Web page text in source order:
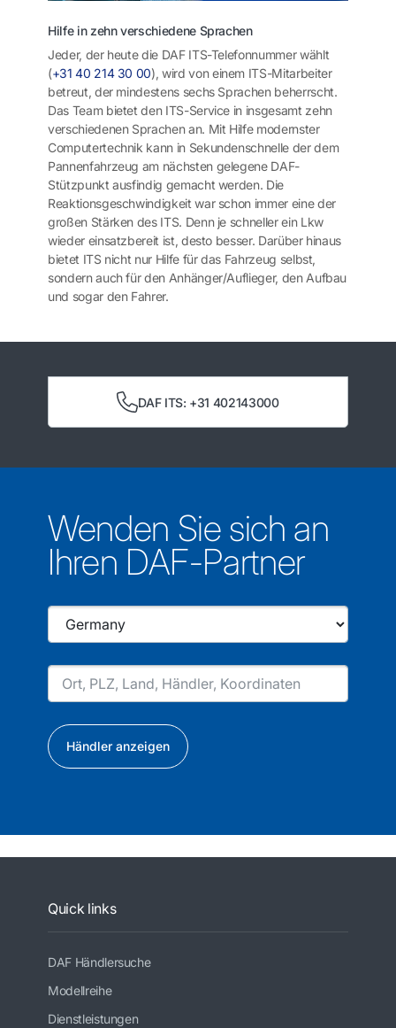
Hilfe in zehn verschiedene Sprachen
Jeder, der heute die DAF ITS-Telefonnummer wählt
(+31 40 214 30 00),wird von einem ITS-Mitarbeiter
betreut, der mindestens sechs Sprachen beherrscht.
Das Team bietet den ITS-Service in insgesamt zehn
verschiedenen Sprachen an. Mit Hilfe modernster
Computertechnik kann in Sekundenschnelle der dem
Pannenfahrzeug am nächsten gelegene DAF-
Stützpunkt ausfindig gemacht werden. Die
Reaktionsgeschwindigkeit war schon immer eine der
großen Stärken des ITS. Denn je schneller ein Lkw
wieder einsatzbereit ist, desto besser. Darüber hinaus
bietet ITS nicht nur Hilfe für das Fahrzeug selbst,
sondern auch für den Anhänger/Auflieger, den Aufbau
und sogar den Fahrer.
DAF ITS: +31 402143000
Wenden Sie sich an
Ihren DAF-Partner
Händler anzeigen
Quick links
DAF Händlersuche
Modellreihe
Dienstleistungen